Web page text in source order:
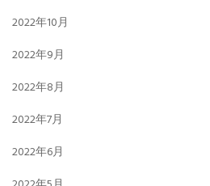
2022年10月
2022年9月
2022年8月
2022年7月
2022年6月